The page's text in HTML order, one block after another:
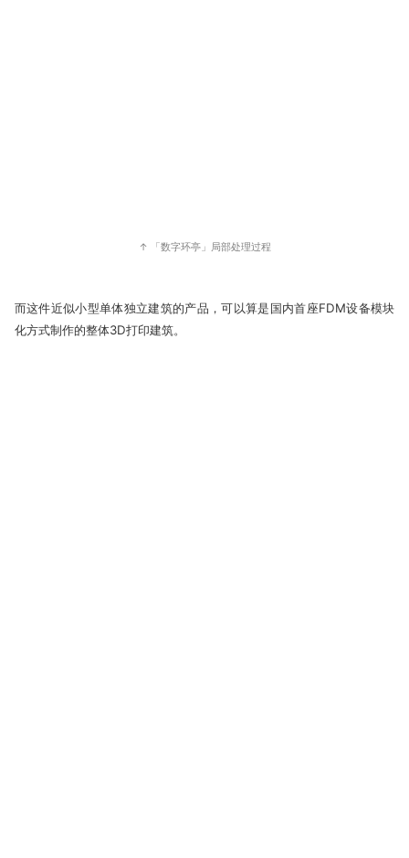
↑ 「数字环亭」局部处理过程
而这件近似小型单体独立建筑的产品，可以算是国内首座FDM设备模块
化方式制作的整体3D打印建筑。